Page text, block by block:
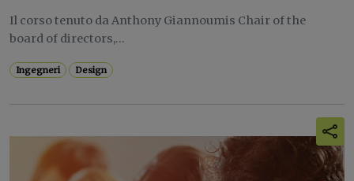
Il corso tenuto da Anthony Giannoumis Chair of the
board of directors,...
Ingegneri Design